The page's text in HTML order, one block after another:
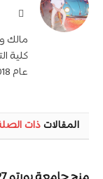
مالك
كلية
عام 2018
المقالاتذات